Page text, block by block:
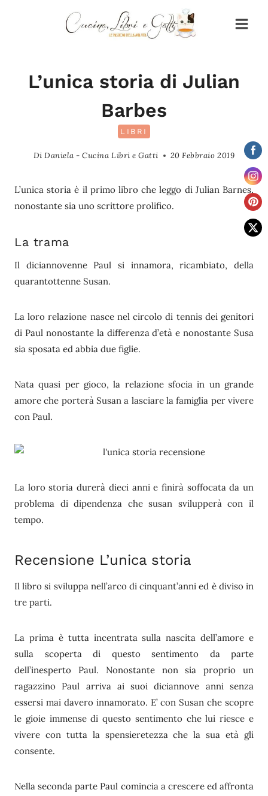
L’unica storia di Julian
Barbes
LIBRI
Di Daniela - Cucina Libri e Gatti 20 Febbraio 2019
L’unica storia è il primo libro che leggo di Julian Barnes,
nonostante sia uno scrittore prolifico.
La trama
Il diciannovenne Paul si innamora, ricambiato, della
quarantottenne Susan.
La loro relazione nasce nel circolo di tennis dei genitori
di Paul nonostante la differenza d’età e nonostante Susa
sia sposata ed abbia due figlie.
Nata quasi per gioco, la relazione sfocia in un grande
amore che porterà Susan a lasciare la famiglia per vivere
con Paul.
La loro storia durerà dieci anni e finirà soffocata da un
problema di dipendenza che susan svilupperà con il
tempo.
Recensione L’unica storia
Il libro si sviluppa nell’arco di cinquant’anni ed è diviso in
tre parti.
La prima è tutta incentrata sulla nascita dell’amore e
sulla scoperta di questo sentimento da parte
dell’inesperto Paul. Nonostante non sia proprio un
ragazzino Paul arriva ai suoi diciannove anni senza
essersi mai davero innamorato. E’ con Susan che scopre
le gioie immense di questo sentimento che lui riesce e
vivere con tutta la spensieretezza che la sua età gli
consente.
Nella seconda parte Paul comincia a crescere ed affronta